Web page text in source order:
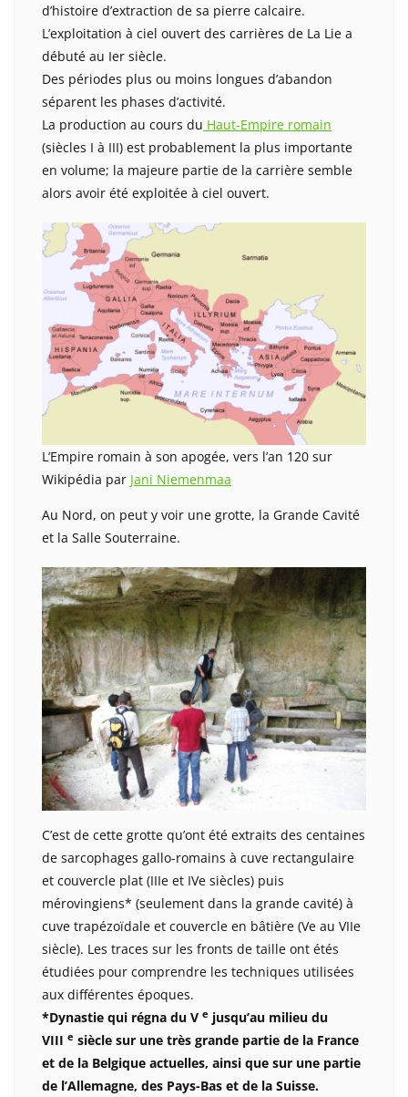
d’histoire d’extraction de sa pierre calcaire.
L’exploitation à ciel ouvert des carrières de La Lie a
débuté au Ier siècle.
Des périodes plus ou moins longues d’abandon
séparent les phases d’activité.
La production au cours du Haut-Empire romain
(siècles I à III) est probablement la plus importante
en volume; la majeure partie de la carrière semble
alors avoir été exploitée à ciel ouvert.
L’Empire romain à son apogée, vers l’an 120 sur
Wikipédia par Jani Niemenmaa
Au Nord, on peut y voir une grotte, la Grande Cavité
et la Salle Souterraine.
C’est de cette grotte qu’ont été extraits des centaines
de sarcophages gallo-romains à cuve rectangulaire
et couvercle plat (IIIe et IVe siècles) puis
mérovingiens* (seulement dans la grande cavité) à
cuve trapézoïdale et couvercle en bâtière (Ve au VIIe
siècle). Les traces sur les fronts de taille ont étés
étudiées pour comprendre les techniques utilisées
aux différentes époques.
*Dynastie qui régna du V e jusqu’au milieu du
VIII e siècle sur une très grande partie de la France
et de la Belgique actuelles, ainsi que sur une partie
de l’Allemagne, des Pays-Bas et de la Suisse.